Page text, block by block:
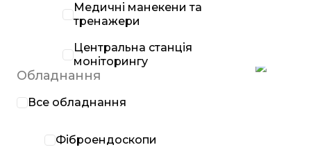
Медичні манекени та
тренажери
Центральна станція
моніторингу
Обладнання
Все обладнання
Фіброендоскопи